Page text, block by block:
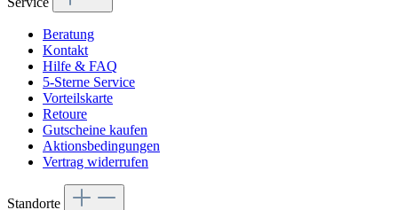
Beratung
Kontakt
Hilfe & FAQ
5-Sterne Service
Vorteilskarte
Retoure
Gutscheine kaufen
Aktionsbedingungen
Vertrag widerrufen
Standorte